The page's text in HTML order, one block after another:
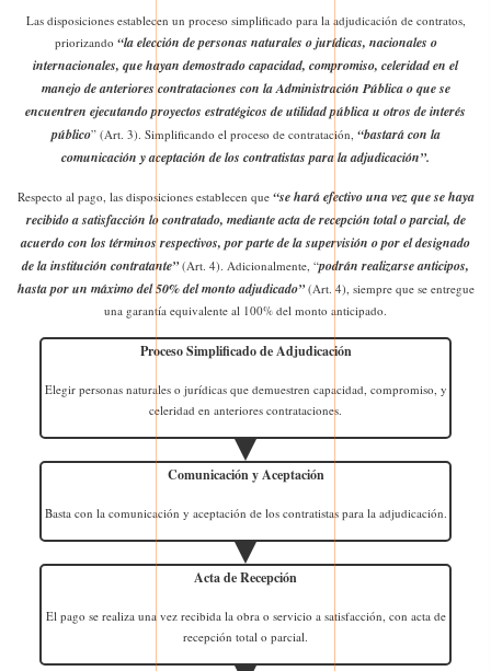
Las disposiciones establecen un proceso simplificado para la adjudicación de contratos,
priorizando “la elección de personas naturales o jurídicas, nacionales o
internacionales, que hayan demostrado capacidad, compromiso, celeridad en el
manejo de anteriores contrataciones con la Administración Pública o que se
encuentren ejecutando proyectos estratégicos de utilidad pública u otros de interés
público” (Art. 3). Simplificando el proceso de contratación, “bastará con la
comunicación y aceptación de los contratistas para la adjudicación”.
Respecto al pago, las disposiciones establecen que “se hará efectivo una vez que se haya
recibido a satisfacción lo contratado, mediante acta de recepción total o parcial, de
acuerdo con los términos respectivos, por parte de la supervisión o por el designado
de la institución contratante” (Art. 4). Adicionalmente, “podrán realizarse anticipos,
hasta por un máximo del 50% del monto adjudicado”(Art. 4), siempre que se entregue
una garantía equivalente al 100% del monto anticipado.
Proceso Simplificado de Adjudicación
Elegir personas naturales o jurídicas que demuestren capacidad, compromiso, y
celeridad en anteriores contrataciones.
Comunicación y Aceptación
Basta con la comunicación y aceptación de los contratistas para la adjudicación.
Acta de Recepción
El pago se realiza una vez recibida la obra o servicio a satisfacción, con acta de
recepción total o parcial.